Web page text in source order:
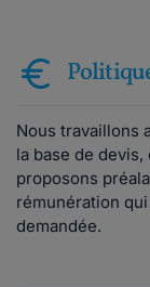
Nous travaillons
la base de
proposons
rémunération
demandée.